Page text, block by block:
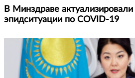
В Минздраве
эпидситуации по COVID-19